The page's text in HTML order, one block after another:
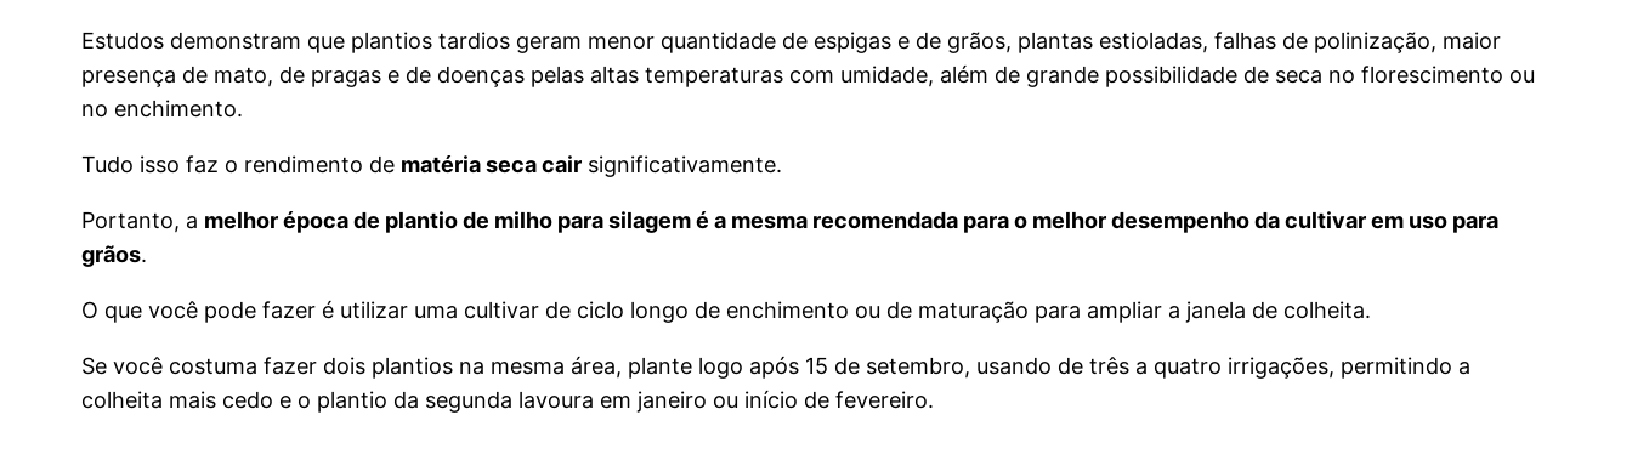
Estudos demonstram que plantios tardios geram menor quantidade de espigas e de grãos, plantas estioladas, falhas de polinização, maior
presença de mato, de pragas e de doenças pelas altas temperaturas com umidade, além de grande possibilidade de seca no florescimento ou
no enchimento.
Tudo isso faz o rendimento de matéria seca cair significativamente.
Portanto, a melhor época de plantio de milho para silagem é a mesma recomendada para o melhor desempenho da cultivar em uso para
grãos.
O que você pode fazer é utilizar uma cultivar de ciclo longo de enchimento ou de maturação para ampliar a janela de colheita.
Se você costuma fazer dois plantios na mesma área, plante logo após 15 de setembro, usando de três a quatro irrigações, permitindo a
colheita mais cedo e o plantio da segunda lavoura em janeiro ou início de fevereiro.